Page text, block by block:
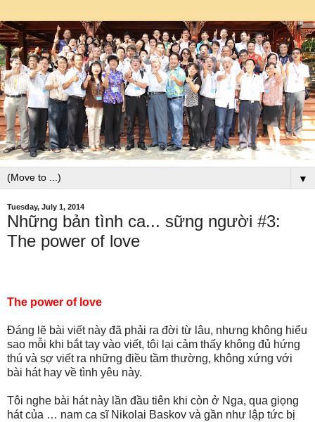
▼
Tuesday, July 1, 2014
Những bản tình ca... sững người #3:
The power of love
The power of love
Đáng lẽ bài viết này đã phải ra đời từ lâu, nhưng không hiểu
sao mỗi khi bắt tay vào viết, tôi lại cảm thấy không đủ hứng
thú và sợ viết ra những điều tầm thường, không xứng với
bài hát hay về tình yêu này.
Tôi nghe bài hát này lần đầu tiên khi còn ở Nga, qua giọng
hát của … nam ca sĩ Nikolai Baskov và gần như lập tức bị